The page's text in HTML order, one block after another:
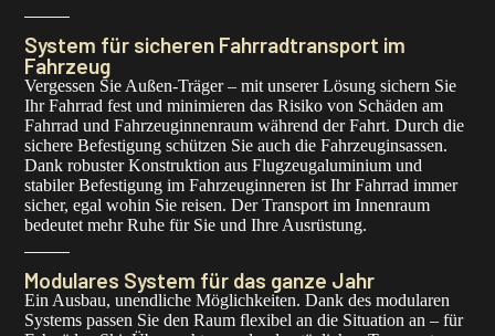
System für sicheren Fahrradtransport im
Fahrzeug
Vergessen Sie Außen-Träger – mit unserer Lösung sichern Sie
Ihr Fahrrad fest und minimieren das Risiko von Schäden am
Fahrrad und Fahrzeuginnenraum während der Fahrt. Durch die
sichere Befestigung schützen Sie auch die Fahrzeuginsassen.
Dank robuster Konstruktion aus Flugzeugaluminium und
stabiler Befestigung im Fahrzeuginneren ist Ihr Fahrrad immer
sicher, egal wohin Sie reisen. Der Transport im Innenraum
bedeutet mehr Ruhe für Sie und Ihre Ausrüstung.
Modulares System für das ganze Jahr
Ein Ausbau, unendliche Möglichkeiten. Dank des modularen
Systems passen Sie den Raum flexibel an die Situation an – für